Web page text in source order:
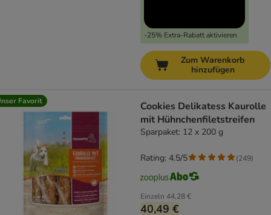
-25% Extra-Rabatt aktivieren
Zum Warenkorb
hinzufügen
Favorit
Cookies Delikatess Kaurolle
mit Hühnchenfiletstreifen
Sparpaket: 12 x 200 g
Einzeln 44,28 €
40,49 €
Rating: 4.5/5 (249)